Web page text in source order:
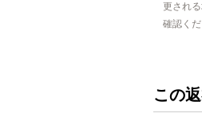
更され
確認くだ
この